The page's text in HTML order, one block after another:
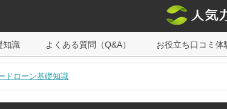
知識 よくある質問（Q&A） お役立ち口コミ体
ドローン基礎知識